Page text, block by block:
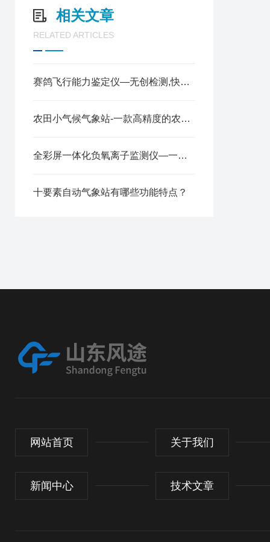
相关文章
RELATED ARTICLES
赛鸽飞行能力鉴定仪—无创检测,快速出结果的鸽子dna设备2025全+境+派+送
农田小气候气象站-一款高精度的农田小型气象站2024全+境+派+送
全彩屏一体化负氧离子监测仪—一款高颜值的环境气象站@2023已更新
十要素自动气象站有哪些功能特点？
网站首页 关于我们
新闻中心 技术文章